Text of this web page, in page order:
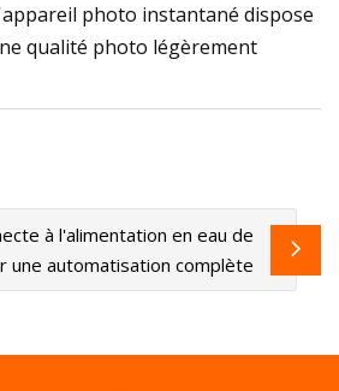
photo instantané dispose
qualité photo légèrement
à l'alimentation en eau de
une automatisation complète